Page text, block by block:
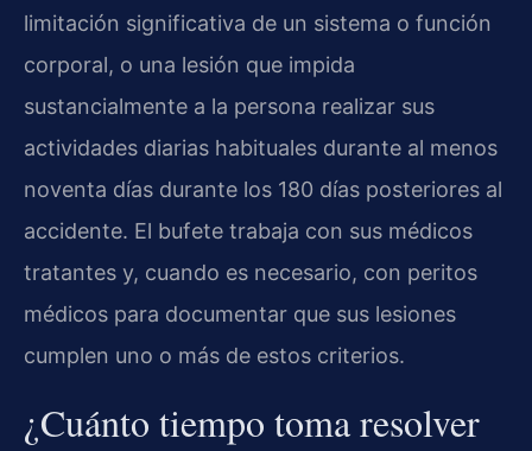
limitación significativa de un sistema o función
corporal, o una lesión que impida
sustancialmente a la persona realizar sus
actividades diarias habituales durante al menos
noventa días durante los 180 días posteriores al
accidente. El bufete trabaja con sus médicos
tratantes y, cuando es necesario, con peritos
médicos para documentar que sus lesiones
cumplen uno o más de estos criterios.
¿Cuánto tiempo toma resolver